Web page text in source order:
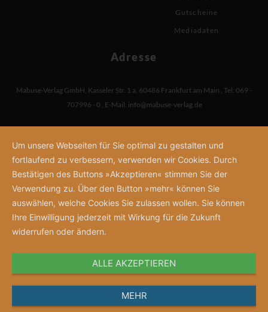
Gutscheine
Mediadaten
Adresse
Mabuse-Verlag GmbH, Kasseler Str. 1 a, 60486 Frankfurt am Main , Tel: 069 -
707996 - 0 , E-Mail: info@mabuse-verlag.de
Um unsere Webseiten für Sie optimal zu gestalten und
fortlaufend zu verbessern, verwenden wir Cookies. Durch
Bestätigen des Buttons »Akzeptieren« stimmen Sie der
Verwendung zu. Über den Button »mehr« können Sie
auswählen, welche Cookies Sie zulassen wollen. Sie können
Ihre Einwilligung jederzeit mit Wirkung für die Zukunft
widerrufen oder ändern.
ALLE AKZEPTIEREN
MEHR